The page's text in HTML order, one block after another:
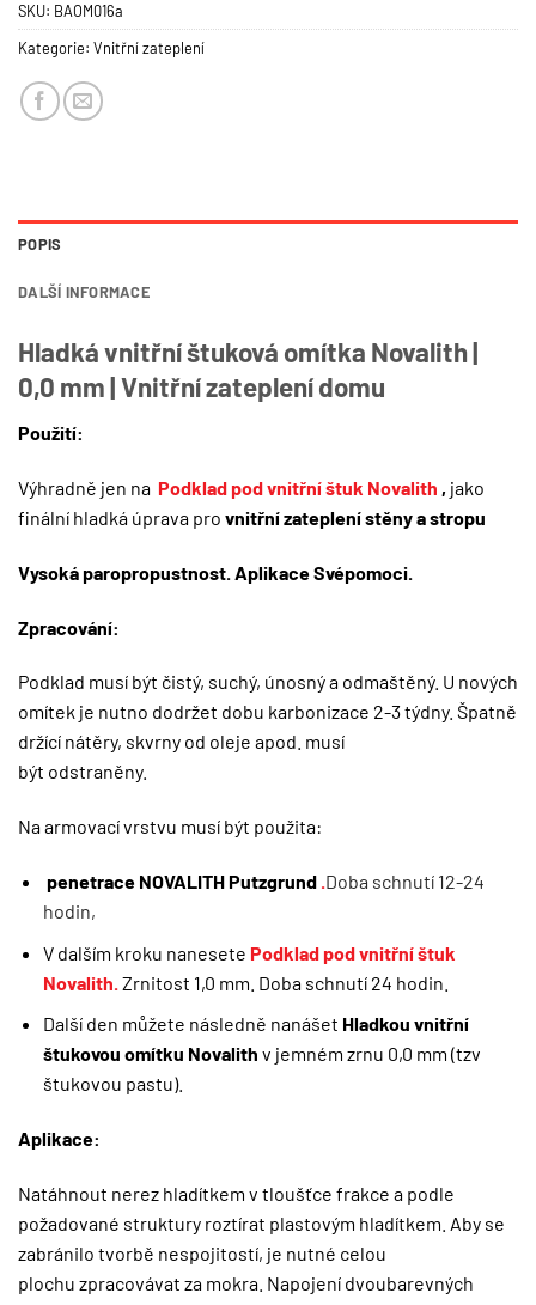
SKU: BAOM016a
Kategorie: Vnitřní zateplení
POPIS
DALŠÍ INFORMACE
Hladká vnitřní štuková omítka Novalith |
0,0 mm | Vnitřní zateplení domu
Použití:
Výhradně jen na Podklad pod vnitřní štuk Novalith , jako
finální hladká úprava pro vnitřní zateplení stěny a stropu
Vysoká paropropustnost. Aplikace Svépomoci.
Zpracování:
Podklad musí být čistý, suchý, únosný a odmaštěný. U nových
omítek je nutno dodržet dobu karbonizace 2-3 týdny. Špatně
držící nátěry, skvrny od oleje apod. musí
být odstraněny.
Na armovací vrstvu musí být použita:
penetrace NOVALITH Putzgrund.Doba schnutí 12-24
hodin,
V dalším kroku nanesete Podklad pod vnitřní štuk
Novalith. Zrnitost 1,0 mm. Doba schnutí 24 hodin.
Další den můžete následně nanášet Hladkou vnitřní
štukovou omítku Novalith v jemném zrnu 0,0 mm (tzv
štukovou pastu).
Aplikace:
Natáhnout nerez hladítkem v tloušťce frakce a podle
požadované struktury roztírat plastovým hladítkem. Aby se
zabránilo tvorbě nespojitostí, je nutné celou
plochu zpracovávat za mokra. Napojení dvoubarevných